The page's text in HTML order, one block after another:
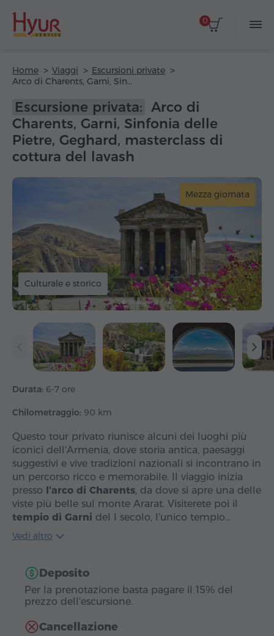
0
Home Viaggi
Escursioni private
Arco di Charents, Garni, Sinfonia delle Pietre, Geghard, masterclass di cottura del lavash
Escursione privata: Arco di
Charents, Garni, Sinfonia delle
Pietre, Geghard, masterclass di
cottura del lavash
Mezza giornata
Culturale e storico
Durata: 6-7 ore
Chilometraggio: 90 km
Questo tour privato riunisce alcuni dei luoghi più
iconici dell'Armenia, dove storia antica, paesaggi
suggestivi e vive tradizioni nazionali si incontrano in
un percorso ricco e memorabile. Il viaggio inizia
presso
l'arco di Charents, da dove si apre una delle
viste più belle sul monte Ararat. Visiterete poi il
tempio di Garni del I secolo, l'unico tempio…
Vedi altro
Deposito
Per la prenotazione basta pagare il 15% del
prezzo dell'escursione.
Cancellazione